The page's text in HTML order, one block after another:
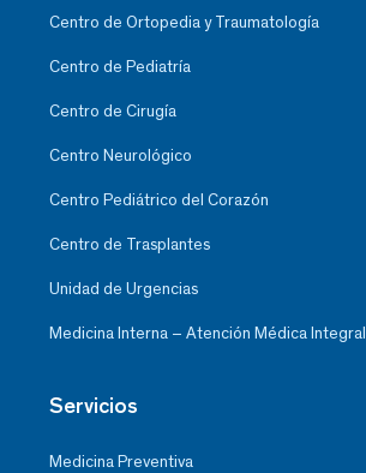
Centro de Ortopedia y Traumatología
Centro de Pediatría
Centro de Cirugía
Centro Neurológico
Centro Pediátrico del Corazón
Centro de Trasplantes
Unidad de Urgencias
Medicina Interna – Atención Médica Integral
Servicios
Medicina Preventiva